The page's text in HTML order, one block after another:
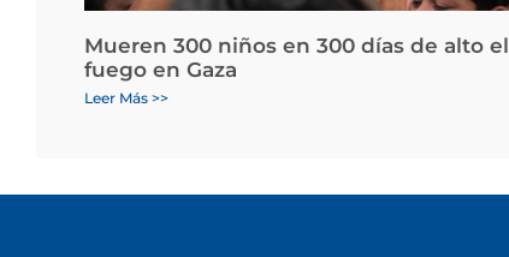
Mueren 300 niños en 300 días de alto el
fuego en Gaza
Leer Más >>